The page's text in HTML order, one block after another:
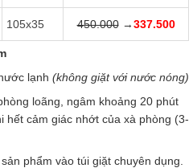
105x35 450.000→337.500
lạnh (không giặt với nước nóng)
loãng, ngâm khoảng 20 phút
hết cảm giác nhớt của xà phòng (3-
phẩm vào túi giặt chuyên dụng.